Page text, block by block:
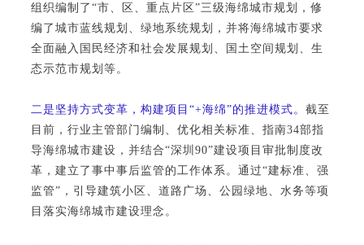
组织编制了“市、区、重点片区”三级海绵城市规划，修
编了城市蓝线规划、绿地系统规划，并将海绵城市要求
全面融入国民经济和社会发展规划、国土空间规划、生
态示范市规划等。
二是坚持方式变革，构建项目“+海绵”的推进模式。 截至
目前，行业主管部门编制、优化相关标准、指南34部指
导海绵城市建设，并结合“深圳90”建设项目审批制度改
革，建立了事中事后监管的工作体系。通过“建标准、强
监管”，引导建筑小区、道路广场、公园绿地、水务等项
目落实海绵城市建设理念。